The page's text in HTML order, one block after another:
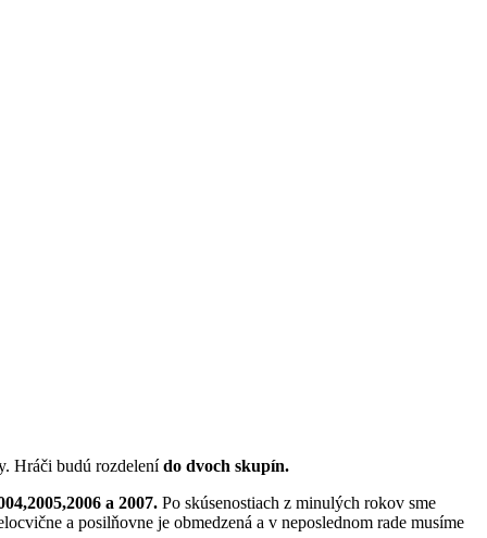
Hráči budú rozdelenído dvoch skupín.
a 2007. Po skúsenostiach z minulých rokov sme
a posilňovne je obmedzená a v neposlednom rade musíme